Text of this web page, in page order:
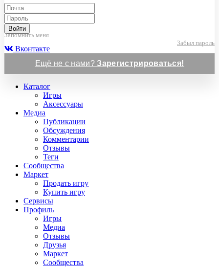
Войти
Запомнить меня
Забыл пароль
Вконтакте
Ещё не с нами?Зарегистрироваться!
Каталог
Игры
Аксессуары
Медиа
Публикации
Обсуждения
Комментарии
Отзывы
Теги
Сообщества
Маркет
Продать игру
Купить игру
Сервисы
Профиль
Игры
Медиа
Отзывы
Друзья
Маркет
Сообщества